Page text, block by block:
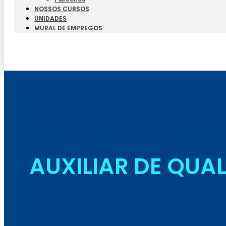
NOSSOS CURSOS
UNIDADES
MURAL DE EMPREGOS
AUXILIAR DE